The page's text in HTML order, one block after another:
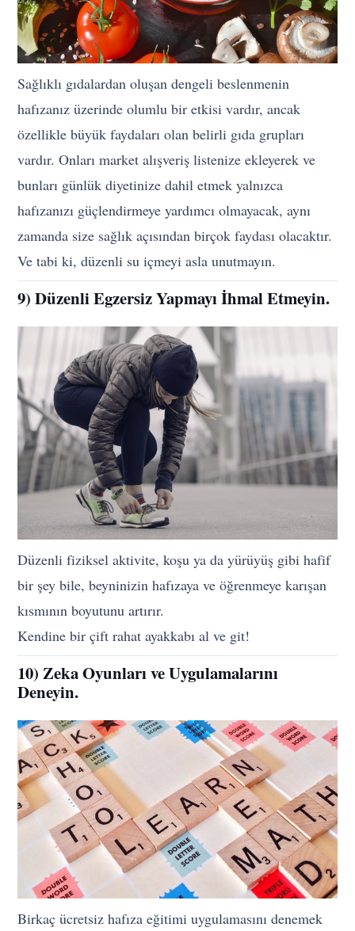
Sağlıklı gıdalardan oluşan dengeli beslenmenin
hafızanız üzerinde olumlu bir etkisi vardır, ancak
özellikle büyük faydaları olan belirli gıda grupları
vardır. Onları market alışveriş listenize ekleyerek ve
bunları günlük diyetinize dahil etmek yalnızca
hafızanızı güçlendirmeye yardımcı olmayacak, aynı
zamanda size sağlık açısından birçok faydası olacaktır.
Ve tabi ki, düzenli su içmeyi asla unutmayın.
9) Düzenli Egzersiz Yapmayı İhmal Etmeyin.
Düzenli fiziksel aktivite, koşu ya da yürüyüş gibi hafif
bir şey bile, beyninizin hafızaya ve öğrenmeye karışan
kısmının boyutunu artırır.
Kendine bir çift rahat ayakkabı al ve git!
10) Zeka Oyunları ve Uygulamalarını
Deneyin.
Birkaç ücretsiz hafıza eğitimi uygulamasını denemek